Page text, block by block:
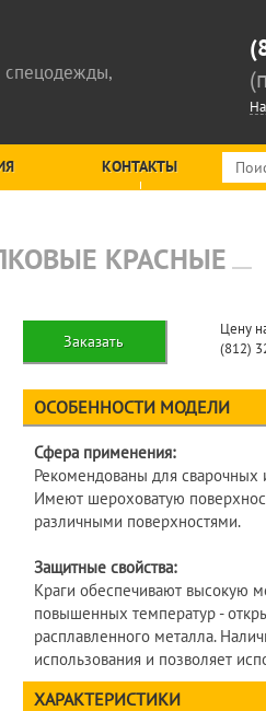
спецодежды,
КОНТАКТЫ
КРАСНЫЕ
Заказать
Цену
(812)
ОСОБЕННОСТИ МОДЕЛИ
Сфера применения:
Рекомендованы для сварочных
Имеют шероховатую
различными поверхностями.
Защитные свойства:
Краги обеспечивают высокую
повышенных температур -
расплавленного металла.
использования и позволяет
ХАРАКТЕРИСТИКИ